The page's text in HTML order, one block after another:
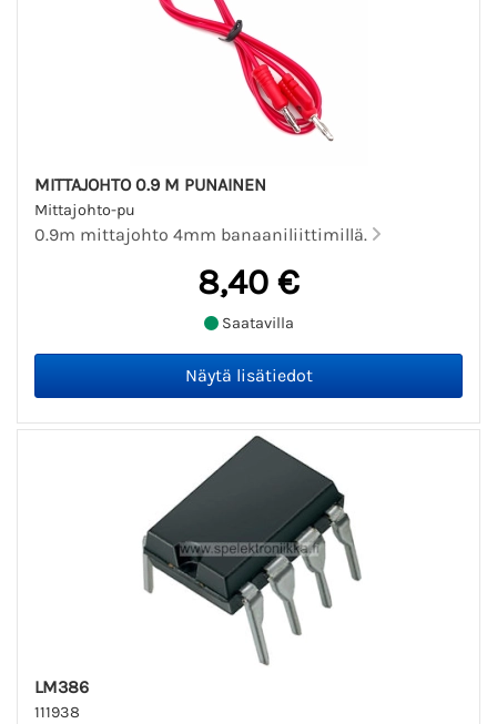
MITTAJOHTO 0.9 M PUNAINEN
Mittajohto-pu
0.9m mittajohto 4mm banaaniliittimillä.
8,40 €
Saatavilla
LM386
111938